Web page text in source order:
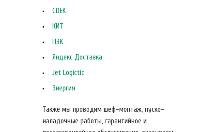
CDEK
КИТ
ПЭК
Яндекс Доставка
Jet Logictic
Энергия
Также мы проводим шеф-монтаж, пуско-
наладочные работы, гарантийное и